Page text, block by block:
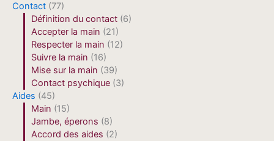
Contact (77)
Définition du contact (6)
Accepter la main (21)
Respecter la main (12)
Suivre la main (16)
Mise sur la main (39)
Contact psychique (3)
Aides (45)
Main (15)
Jambe, éperons (8)
Accord des aides (2)